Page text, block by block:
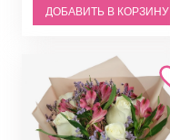
ДОБАВИТЬ В КОРЗИНУ